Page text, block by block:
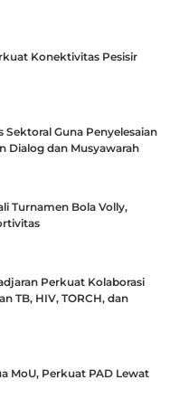
Konektivitas Pesisir
Guna Penyelesaian
Dialog dan Musyawarah
Turnamen Bola Volly,
Perkuat Kolaborasi
TB, HIV, TORCH, dan
MoU, Perkuat PAD Lewat